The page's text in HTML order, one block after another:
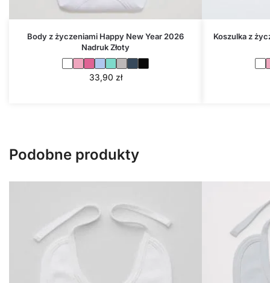
Body z życzeniami Happy New Year 2026
Nadruk Złoty
33,90 zł
Koszulka z
Podobne produkty